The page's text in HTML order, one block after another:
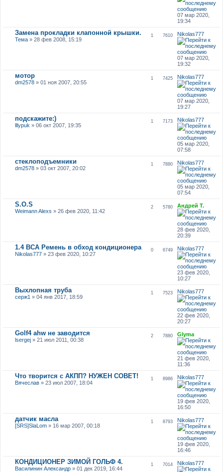
07 мар 2020,
19:34
Замена прокладки клапонной крышки.
Тема» 28 фев 2008, 15:19
1 7610 Nikolas777
07 мар 2020,
19:32
мотор
dm2578» 01 ноя 2007, 20:55
1 7425 Nikolas777
07 мар 2020,
19:27
подскажите:)
lllypuk » 06 окт 2007, 19:35
1 7173 Nikolas777
05 мар 2020,
07:58
стеклоподъемники
dm2578» 03 окт 2007, 20:02
1 7880 Nikolas777
05 мар 2020,
07:54
S.O.S
Weimann Alexs » 26 фев 2020, 11:42
2 5780 Андрей Т.
28 фев 2020,
20:39
1.4 BCA Ремень в обход кондиционера
Nikolas777» 23 фев 2020, 10:27
0 6749 Nikolas777
23 фев 2020,
10:27
Выхлопная труба
серж1 » 04 янв 2017, 18:59
1 7523 Nikolas777
22 фев 2020,
20:27
Golf4 ahw не заводится
lsergej» 21 июл 2011, 00:38
2 7880 Glyma
21 фев 2020,
11:36
Что творится с АКПП? НУЖЕН СОВЕТ!
Вячеслав» 23 июл 2007, 18:04
1 8986 Nikolas777
19 фев 2020,
16:50
датчик масла
[SRS]SlaLom» 16 мар 2007, 00:18
1 8793 Nikolas777
19 фев 2020,
16:46
КОНДИЦИОНЕР ЗИМОЙ ГОЛЬФ 4.
Василинин Александр» 01 дек 2019, 16:44
1 7014 Nikolas777